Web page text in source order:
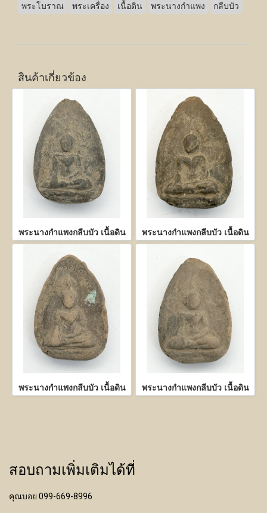
พระโบราณ พระเครื่อง เนื้อดิน พระนางกำแพง กลีบบัว
สินค้าเกี่ยวข้อง
พระนางกำแพงกลีบบัว เนื้อดิน พระนางกำแพงกลีบบัว เนื้อดิน
พระนางกำแพงกลีบบัว เนื้อดิน พระนางกำแพงกลีบบัว เนื้อดิน
สอบถามเพิ่มเติมได้ที่
คุณบอย 099-669-8996